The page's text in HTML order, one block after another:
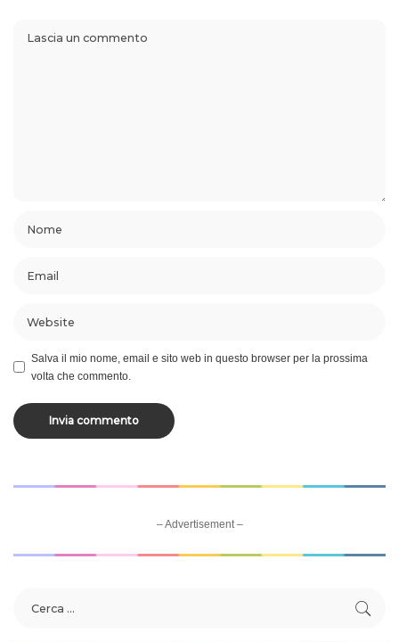
Salva il mio nome, email e sito web in questo browser per la prossima
volta che commento.
– Advertisement –